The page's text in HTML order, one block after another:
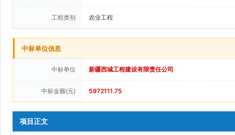
工程类别 农业工程
中标单位信息
中标单位 新疆西城工程建设有限责任公司
中标金额(元) 5972111.75
项目正文